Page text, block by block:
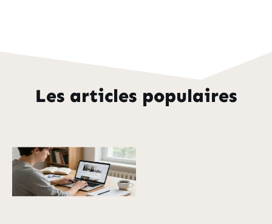
Les articles populaires